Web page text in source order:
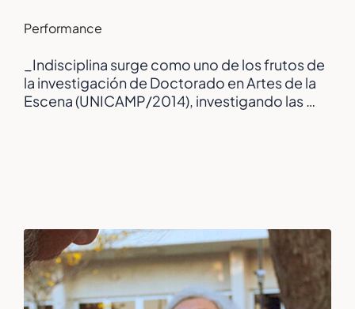
Performance
_Indisciplina surge como uno de los frutos de
la investigación de Doctorado en Artes de la
Escena (UNICAMP/2014), investigando las …